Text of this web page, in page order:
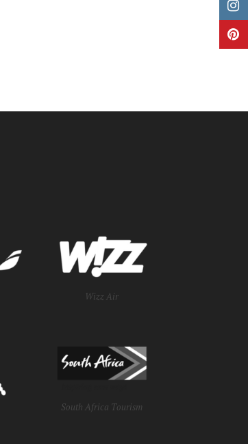
Wizz Air
South Africa Tourism